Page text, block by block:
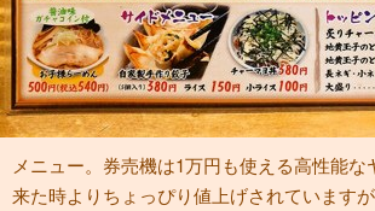
メニュー。券売機は1万円も使える高性能な
来た時よりちょっぴり値上げされています